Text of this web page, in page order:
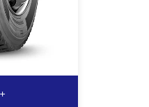
，抗冲击能
况。 矿山专
崩花、不掉